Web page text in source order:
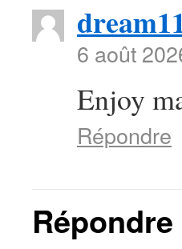
6 août
Enjoy
Répondre
Répondre